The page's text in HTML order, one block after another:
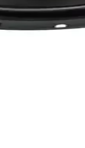
güçlü ses deneyimi
çeşitli araçlara uyum
sunar, araç içi müzik
frekans aralığı ve